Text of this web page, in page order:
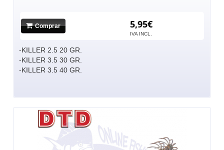
Comprar 5,95€
IVA INCL.
-KILLER 2.5 20 GR.
-KILLER 3.5 30 GR.
-KILLER 3.5 40 GR.